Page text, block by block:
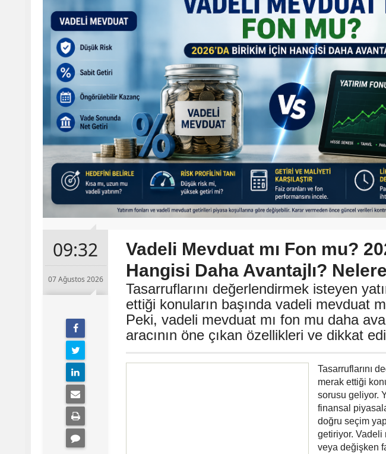
09:32
07 Ağustos 2026
Vadeli Mevduat mı Fon mu?
Hangisi Daha Avantajlı?
Tasarruflarını değerlendirmek isteyen
ettiği konuların başında vadeli mevduat
Peki, vadeli mevduat mı fon mu daha
aracının öne çıkan özellikleri ve dikkat
Tasarruflarını
merak ettiği
sorusu geliyor.
finansal
doğru seçim
getiriyor. Vadeli
veya değişken